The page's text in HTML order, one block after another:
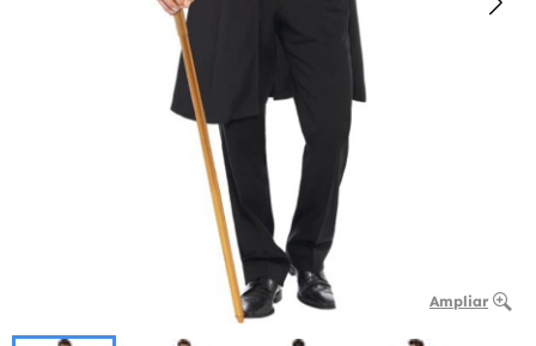
Ampliar